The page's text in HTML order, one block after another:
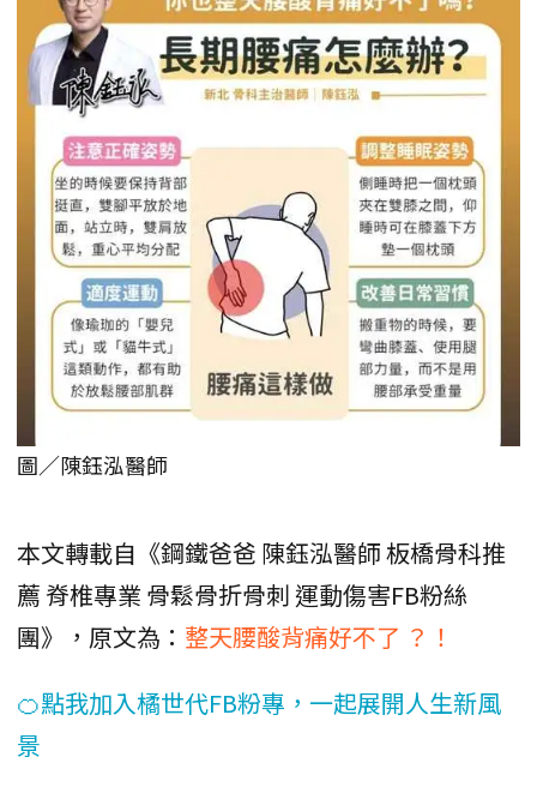
圖／陳鈺泓醫師
本文轉載自《鋼鐵爸爸 陳鈺泓醫師 板橋骨科推
薦 脊椎專業 骨鬆骨折骨刺 運動傷害FB粉絲
團》，原文為： 整天腰酸背痛好不了 ？！
🍊點我加入橘世代FB粉專，一起展開人生新風
景